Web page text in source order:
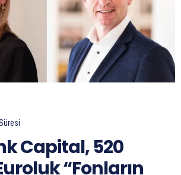
Capital, 520
“Fonların